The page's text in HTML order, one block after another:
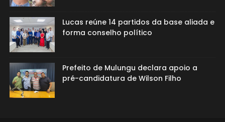
Lucas reúne 14 partidos da base aliada e
forma conselho político
Prefeito de Mulungu declara apoio a
pré-candidatura de Wilson Filho